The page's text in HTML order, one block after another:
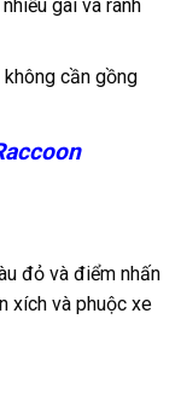
gai và rãnh
cần gồng
đỏ và điểm nhấn
xích và phuộc xe